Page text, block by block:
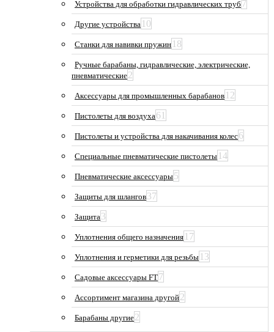
Устройства для обработки гидравлических труб 7
Другие устройства 10
Станки для навивки пружин 18
Ручные барабаны, гидравлические, электрические,
пневматические2
Аксессуары для промышленных барабанов 12
Пистолеты для воздуха61
Пистолеты и устройства для накачивания колес6
Специальные пневматические пистолеты 14
Пневматические аксессуары5
Защиты для шлангов37
Защита3
Уплотнения общего назначения 17
Уплотнения и герметики для резьбы 13
Садовые аксессуары FT7
Ассортимент магазина другой2
Барабаны другие2